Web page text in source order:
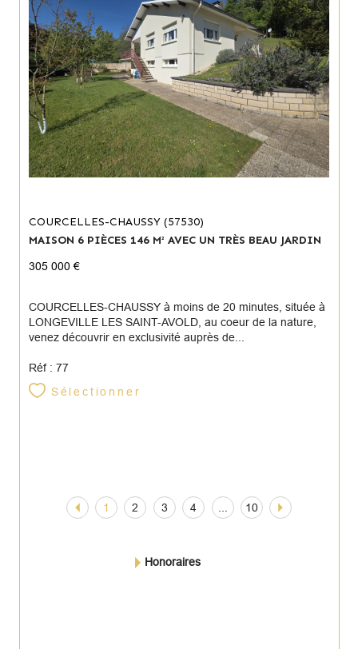
COURCELLES-CHAUSSY (57530)
MAISON 6 PIÈCES 146 M² AVEC UN TRÈS BEAU JARDIN
305 000 €
COURCELLES-CHAUSSY à moins de 20 minutes, située à
LONGEVILLE LES SAINT-AVOLD, au coeur de la nature,
venez découvrir en exclusivité auprès de...
Réf : 77
Sélectionner
1 2 3 4 ... 10
Honoraires